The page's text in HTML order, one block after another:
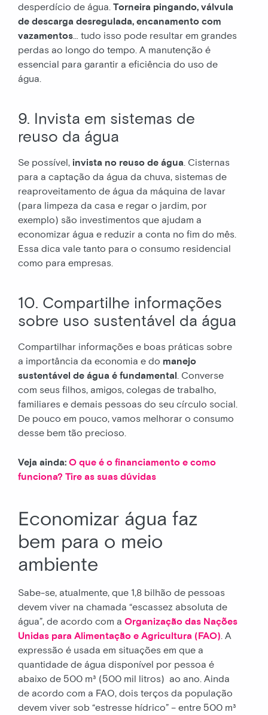
desperdício de água. Torneira pingando, válvula
de descarga desregulada, encanamento com
vazamentos… tudo isso pode resultar em grandes
perdas ao longo do tempo. A manutenção é
essencial para garantir a eficiência do uso de
água.
9. Invista em sistemas de
reuso da água
Se possível, invista no reuso de água. Cisternas
para a captação da água da chuva, sistemas de
reaproveitamento de água da máquina de lavar
(para limpeza da casa e regar o jardim, por
exemplo) são investimentos que ajudam a
economizar água e reduzir a conta no fim do mês.
Essa dica vale tanto para o consumo residencial
como para empresas.
10. Compartilhe informações
sobre uso sustentável da água
Compartilhar informações e boas práticas sobre
a importância da economia e do manejo
sustentável de água é fundamental. Converse
com seus filhos, amigos, colegas de trabalho,
familiares e demais pessoas do seu círculo social.
De pouco em pouco, vamos melhorar o consumo
desse bem tão precioso.
Veja ainda: O que é o financiamento e como
funciona? Tire as suas dúvidas
Economizar água faz
bem para o meio
ambiente
Sabe-se, atualmente, que 1,8 bilhão de pessoas
devem viver na chamada “escassez absoluta de
água”, de acordo com a Organização das Nações
Unidas para Alimentação e Agricultura (FAO). A
expressão é usada em situações em que a
quantidade de água disponível por pessoa é
abaixo de 500 m³ (500 mil litros) ao ano. Ainda
de acordo com a FAO, dois terços da população
devem viver sob “estresse hídrico” – entre 500 m³